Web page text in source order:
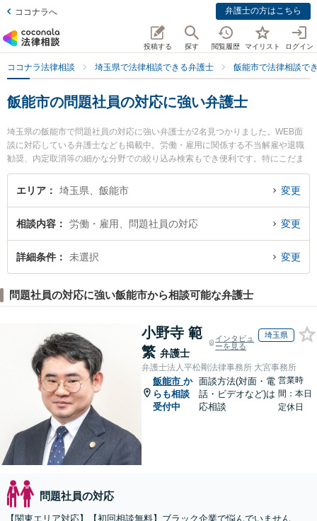
ココナラへ 弁護士の方はこちら
投稿する 探す 閲覧履歴 マイリスト ログイン
ココナラ法律相談 埼玉県で法律相談できる弁護士 飯能市で法律相談で
飯能市の問題社員の対応に強い弁護士
埼玉県の飯能市で問題社員の対応に強い弁護士が2名見つかりました。WEB面
談に対応している弁護士なども掲載中。労働・雇用に関係する不当解雇や退職
勧奨、内定取消等の細かな分野での絞り込み検索もでき便利です。特にこだま
や法律事務所 飯能事務所の黒見 恵弁護士やこだまや法律事務所 飯能事務所の
本間 由也弁護士のプロフィール情報や弁護士費用、強みなどが注目されていま
士を検索したい』『初回相談無料で問題社員の対応を法律相談できる飯能市内
の弁護士に相談予約したい』などでお困りの相談者さんにおすすめです。
エリア 埼玉県、飯能市 変更
相談内容 労働・雇用、問題社員の対応 変更
詳細条件 未選択 変更
問題社員の対応に強い飯能市から相談可能な弁護士
小野寺 範
繁 弁護士
インタビュ
ーを見る
埼玉県
弁護士法人平松剛法律事務所 大宮事務所
飯能市 か
らも相談
受付中
面談方法(対面・電
話・ビデオなど)は
応相談
営業時
間：本日
定休日
問題社員の対応
【関東エリア対応】【初回相談無料】ブラック企業で悩んでいません